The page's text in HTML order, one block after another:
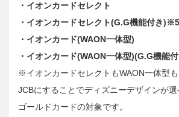
・イオンカードセレクト
・イオンカードセレクト(G.G機能付き
・イオンカード(WAON一体型)
・イオンカード(WAON一体型)(G.G機能
※イオンカードセレクトもWAON一体型
JCBにすることでディズニーデザインが
ゴールドカードの対象です。